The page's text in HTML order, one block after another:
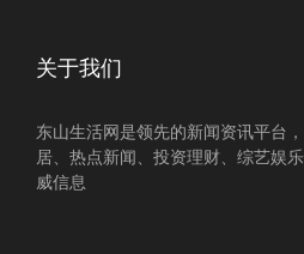
关于我们
东山生活网是领先的新闻资讯平台
居、热点新闻、投资理财、综艺娱
威信息